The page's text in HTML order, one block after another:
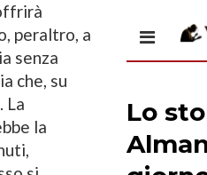
peraltro, a
senza
che, su
La
la